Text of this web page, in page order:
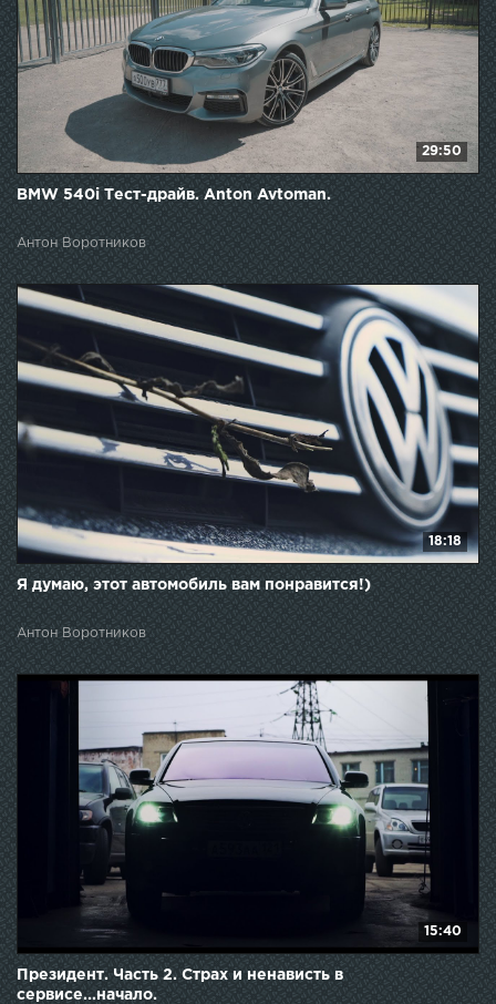
29:50
BMW 540i Тест-драйв. Anton Avtoman.
Антон Воротников
18:18
Я думаю, этот автомобиль вам понравится!)
Антон Воротников
15:40
Президент. Часть 2. Страх и ненависть в
сервисе...начало.